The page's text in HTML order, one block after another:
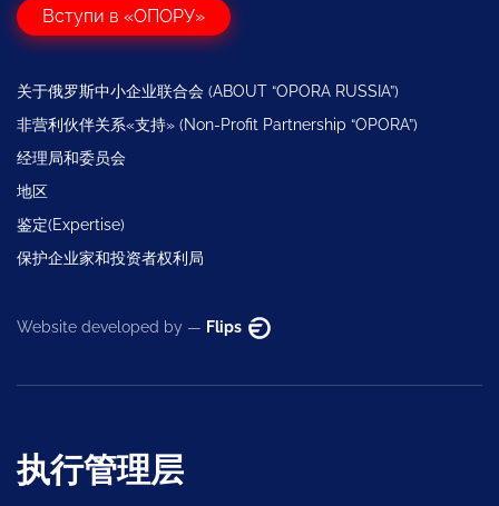
Вступи в «ОПОРУ»
关于俄罗斯中小企业联合会 (ABOUT “OPORA RUSSIA”)
非营利伙伴关系«支持» (Non-Profit Partnership “OPORA”)
经理局和委员会
地区
鉴定(Expertise)
保护企业家和投资者权利局
Website developed by — Flips
执行管理层